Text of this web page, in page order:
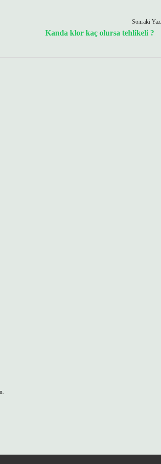
Sonraki
Kanda klor kaç olursa tehlikeli ?